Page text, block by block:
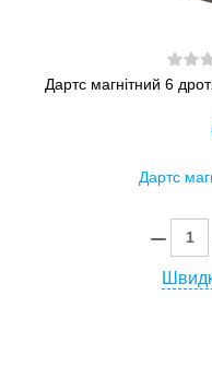
Дартс магнітний 6